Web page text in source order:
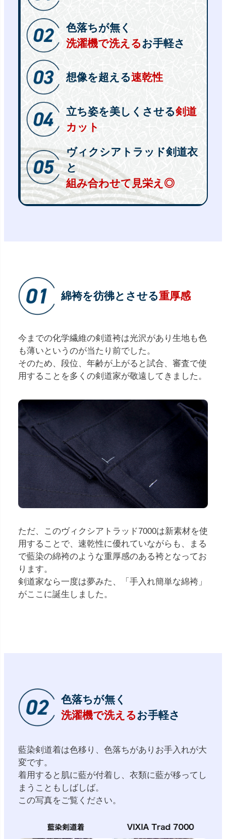
色落ちが無く
洗濯機で洗えるお手軽さ
想像を超える速乾性
立ち姿を美しくさせる剣道
カット
ヴィクシアトラッド剣道衣
と
組み合わせて見栄え◎
綿袴を彷彿とさせる重厚感
今までの化学繊維の剣道袴は光沢があり生地も色
も薄いというのが当たり前でした。
そのため、段位、年齢が上がると試合、審査で使
用することを多くの剣道家が敬遠してきました。
ただ、このヴィクシアトラッド7000は新素材を使
用することで、速乾性に優れていながらも、まる
で藍染の綿袴のような重厚感のある袴となってお
ります。
剣道家なら一度は夢みた、「手入れ簡単な綿袴」
がここに誕生しました。
色落ちが無く
洗濯機で洗えるお手軽さ
藍染剣道着は色移り、色落ちがありお手入れが大
変です。
着用すると肌に藍が付着し、衣類に藍が移ってし
まうこともしばしば。
この写真をご覧ください。